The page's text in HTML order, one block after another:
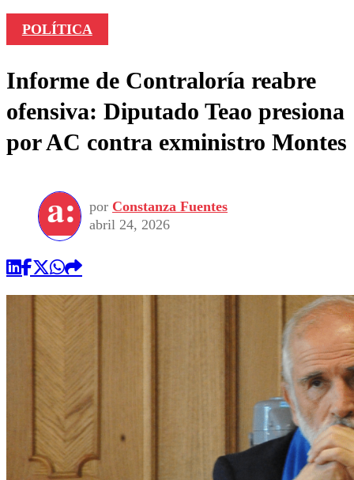
POLÍTICA
Informe de Contraloría reabre
ofensiva: Diputado Teao presiona
por AC contra exministro Montes
por Constanza Fuentes
abril 24, 2026